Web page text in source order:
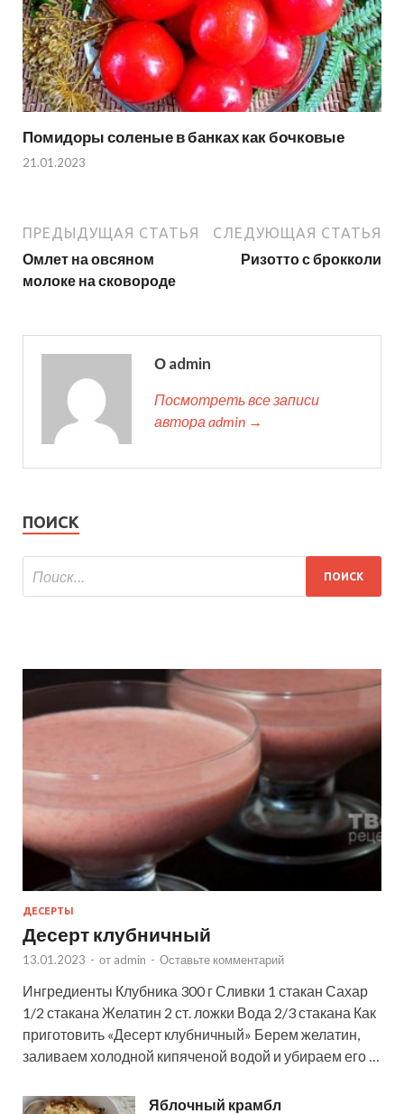
Помидоры соленые в банках как бочковые
21.01.2023
ПРЕДЫДУЩАЯ СТАТЬЯ
Омлет на овсяном
молоке на сковороде
СЛЕДУЮЩАЯ СТАТЬЯ
Ризотто с брокколи
О admin
Посмотреть все записи
автора admin →
ПОИСК
ДЕСЕРТЫ
Десерт клубничный
13.01.2023 - от admin - Оставьте комментарий
Ингредиенты Клубника 300 г Сливки 1 стакан Сахар
1/2 стакана Желатин 2 ст. ложки Вода 2/3 стакана Как
приготовить «Десерт клубничный» Берем желатин,
заливаем холодной кипяченой водой и убираем его …
Яблочный крамбл